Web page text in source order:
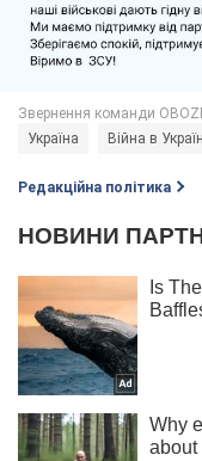
Україна Війна в
Редакційна політика